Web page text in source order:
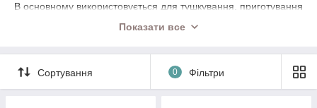
В основному використовується для тушкування, приготування
варіння, і для смаження – це особливо зручно в тих випадках,
Ківш – різновид каструль з довгою ручкою, яка полегшує
поводження з начинням. У той же час, обсяг ковша дещо
Показати все
Сортування 0 Фільтри